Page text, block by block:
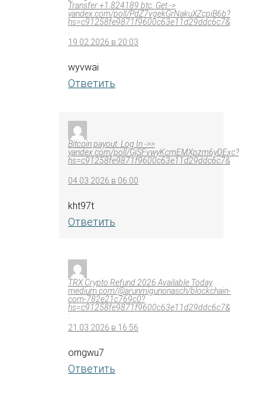
Transfer +1.824189 btc. Get ->
yandex.com/poll/PdZ7vgekGrNakuXZcpiB6b?
hs=c91258fe9871f9600c63e11d29ddc6c7&
:
19.02.2026 в 20:03
wyvwai
Ответить
Bitcoin payout. Log In ->>
yandex.com/poll/GjSFvwyKcmEMXpzm6yDExc?
hs=c91258fe9871f9600c63e11d29ddc6c7&
:
04.03.2026 в 06:00
kht97t
Ответить
TRX Crypto Refund 2026 Available Today
medium.com/@arunmigunonasch/blockchain-
com-782e21c769c0?
hs=c91258fe9871f9600c63e11d29ddc6c7&
:
21.03.2026 в 16:56
omgwu7
Ответить